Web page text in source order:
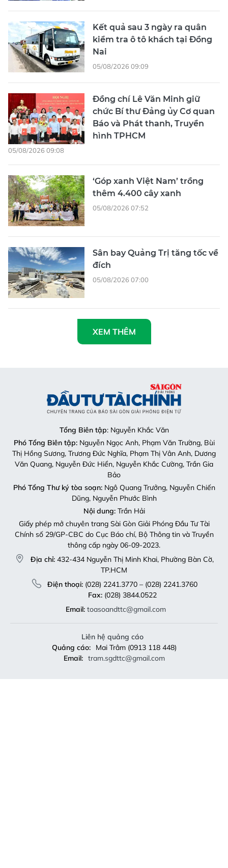
Kết quả sau 3 ngày ra quân
kiểm tra ô tô khách tại Đồng
Nai
05/08/2026 09:09
Đồng chí Lê Văn Minh giữ
chức Bí thư Đảng ủy Cơ quan
Báo và Phát thanh, Truyền
hình TPHCM
05/08/2026 09:08
‘Góp xanh Việt Nam’ trồng
thêm 4.400 cây xanh
05/08/2026 07:52
Sân bay Quảng Trị tăng tốc về
đích
05/08/2026 07:00
XEM THÊM
Tổng Biên tập: Nguyễn Khắc Văn
Phó Tổng Biên tập:Nguyễn Ngọc Anh, Phạm Văn Trường, Bùi
Thị Hồng Sương, Trương Đức Nghĩa, Phạm Thị Vân Anh, Dương
Văn Quang, Nguyễn Đức Hiển, Nguyễn Khắc Cường, Trần Gia
Bảo
Phó Tổng Thư ký tòa soạn:Ngô Quang Trưởng, Nguyễn Chiến
Dũng, Nguyễn Phước Bình
Nội dung:Trần Hải
Giấy phép mở chuyên trang Sài Gòn Giải Phóng Đầu Tư Tài
Chính số 29/GP-CBC do Cục Báo chí, Bộ Thông tin và Truyền
thông cấp ngày 06-09-2023.
Địa chỉ: 432-434 Nguyễn Thị Minh Khai, Phường Bàn Cờ,
TP.HCM
Điện thoại:(028) 2241.3770 – (028) 2241.3760
Fax:(028) 3844.0522
Email: toasoandttc@gmail.com
Liên hệ quảng cáo
Quảng cáo:
Mai Trâm (0913 118 448)
Email: tram.sgdttc@gmail.com